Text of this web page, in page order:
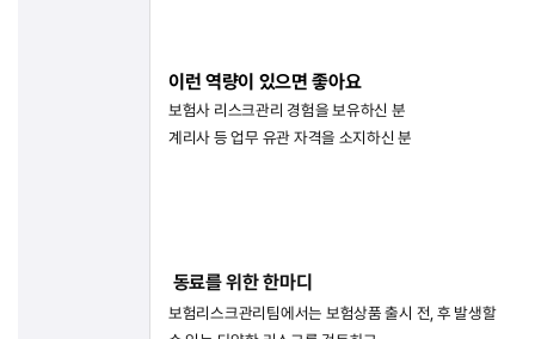
이런 역량이 있으면 좋아요
보험사 리스크관리 경험을 보유하신 분
계리사 등 업무 유관 자격을 소지하신 분
동료를 위한 한마디
보험리스크관리팀에서는 보험상품 출시 전, 후 발생할